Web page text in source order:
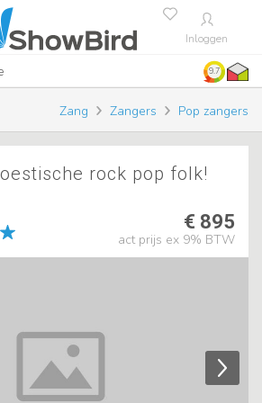
Inloggen
9.7
Zang Zangers Pop zangers
rock pop folk!
€ 895
act prijs ex 9% BTW